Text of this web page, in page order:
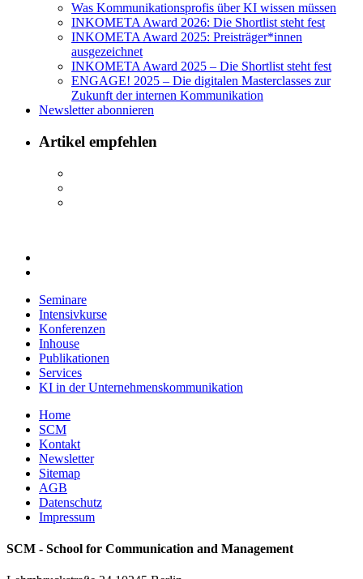
Was Kommunikationsprofis über KI wissen müssen
INKOMETA Award 2026: Die Shortlist steht fest
INKOMETA Award 2025: Preisträger*innen
ausgezeichnet
INKOMETA Award 2025 – Die Shortlist steht fest
ENGAGE! 2025 – Die digitalen Masterclasses zur
Zukunft der internen Kommunikation
Newsletter abonnieren
Artikel empfehlen
Seminare
Intensivkurse
Konferenzen
Inhouse
Publikationen
Services
KI in der Unternehmenskommunikation
Home
SCM
Kontakt
Newsletter
Sitemap
AGB
Datenschutz
Impressum
SCM - School for Communication and Management